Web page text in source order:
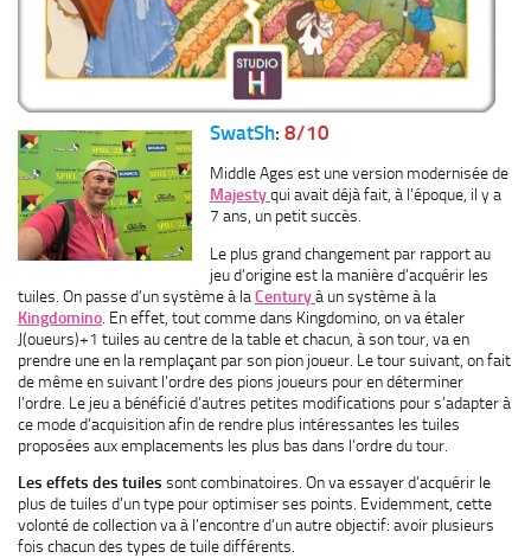
SwatSh: 8/10
Middle Ages est une version modernisée de
Majestyqui avait déjà fait, à l’époque, il y a
7 ans, un petit succès.
Le plus grand changement par rapport au
jeu d’origine est la manière d’acquérir les
tuiles. On passe d’un système à la Centuryà un système à la
Kingdomino . En effet, tout comme dans Kingdomino, on va étaler
J(oueurs)+1 tuiles au centre de la table et chacun, à son tour, va en
prendre une en la remplaçant par son pion joueur. Le tour suivant, on fait
de même en suivant l’ordre des pions joueurs pour en déterminer
l’ordre. Le jeu a bénéficié d’autres petites modifications pour s’adapter à
ce mode d’acquisition afin de rendre plus intéressantes les tuiles
proposées aux emplacements les plus bas dans l’ordre du tour.
Les effets des tuiles sont combinatoires. On va essayer d’acquérir le
plus de tuiles d’un type pour optimiser ses points. Evidemment, cette
volonté de collection va à l’encontre d’un autre objectif: avoir plusieurs
fois chacun des types de tuile différents.